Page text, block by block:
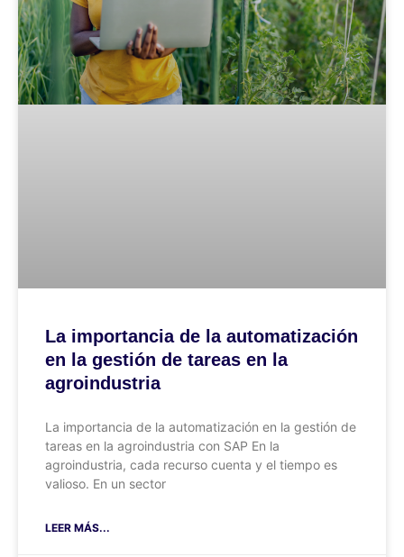
La importancia de la automatización
en la gestión de tareas en la
agroindustria
La importancia de la automatización en la gestión de
tareas en la agroindustria con SAP En la
agroindustria, cada recurso cuenta y el tiempo es
valioso. En un sector
LEER MÁS...